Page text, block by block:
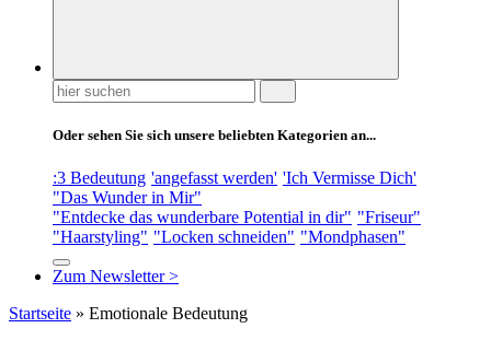
Suchen
nach:
Oder sehen Sie sich unsere beliebten Kategorien an...
:3 Bedeutung 'angefasst werden' 'Ich Vermisse Dich'
"Das Wunder in Mir"
"Entdecke das wunderbare Potential in dir" "Friseur"
"Haarstyling" "Locken schneiden" "Mondphasen"
Zum Newsletter >
Startseite » Emotionale Bedeutung